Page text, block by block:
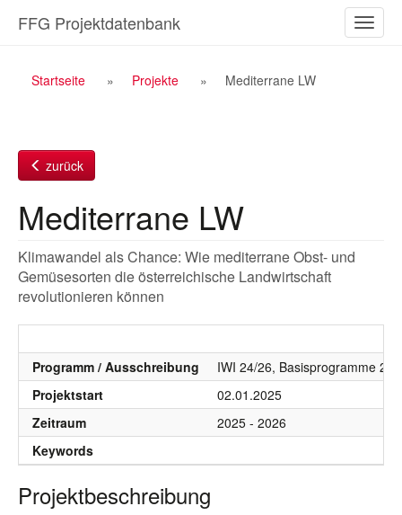
Inhalt
ein-/
FFG Projektdatenbank
Breadcrumb
Startseite Projekte Mediterrane LW
zurück
Mediterrane LW
Klimawandel als Chance: Wie mediterrane Obst- und
Gemüsesorten die österreichische Landwirtschaft
revolutionieren können
Programm / Ausschreibung
IWI 24/26, Basisprogramme
Projektstart
02.01.2025
Zeitraum
2025 - 2026
Keywords
Projektbeschreibung